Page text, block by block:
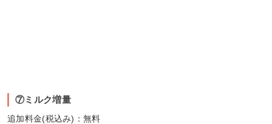
⑦ミルク増量
追加料金(税込み)：無料